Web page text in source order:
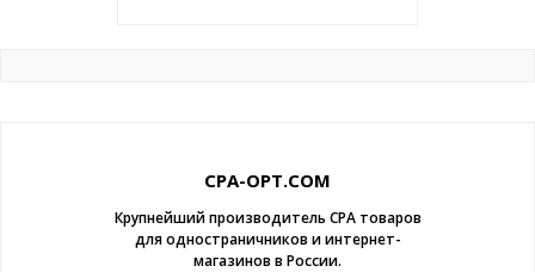
CPA-OPT.COM
Крупнейший производитель CPA товаров
для одностраничников и интернет-
магазинов в России.